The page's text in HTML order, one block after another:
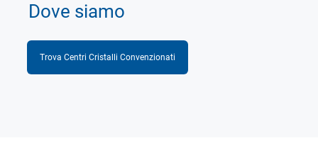
Dove siamo
Trova Centri Cristalli Convenzionati